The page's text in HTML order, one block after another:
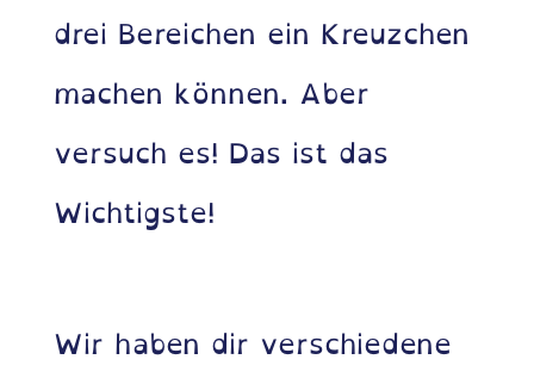
drei Bereichen ein Kreuzchen
machen können. Aber
versuch es! Das ist das
Wichtigste!
Wir haben dir verschiedene